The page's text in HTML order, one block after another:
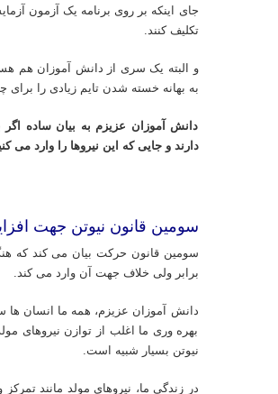
جای اینکه بر روی برنامه یک آزمون
تکلیف کنند.
و البته یک سری از دانش آموزان هم
به بهانه خسته شدن تایم زیادی را
دانش آموزان عزیزم به بیان ساده اگر
دارند و جایی که این نیروها را وارد می
سومین قانون نیوتن جهت
سومین قانون حرکت بیان می کند که
برابر ولی خلاف جهت آن وارد می کند.
دانش آموزان عزیزم، همه ما انسان
بهره وری ما اغلب از توازن نیروهای
نیوتن بسیار شبیه است.
در زندگی ما، نیروهای مولد مانند